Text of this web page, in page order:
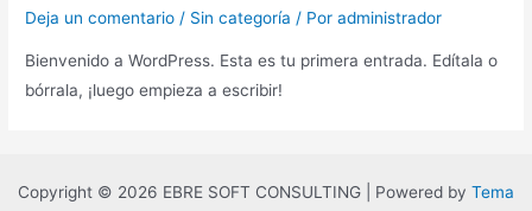
Deja un comentario / Sin categoría / Poradministrador
Bienvenido a WordPress. Esta es tu primera entrada. Edítala o
bórrala, ¡luego empieza a escribir!
Copyright © 2026 EBRE SOFT CONSULTING | Powered by Tema